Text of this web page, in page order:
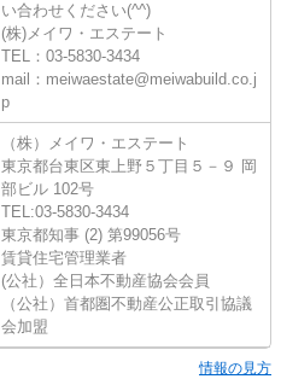
い合わせください(^^)
(株)メイワ・エステート
TEL：03-5830-3434
mail：meiwaestate@meiwabuild.co.j
p
（株）メイワ・エステート
東京都台東区東上野５丁目５－９ 岡
部ビル 102号
TEL:03-5830-3434
東京都知事 (2) 第99056号
賃貸住宅管理業者
(公社）全日本不動産協会会員
（公社）首都圏不動産公正取引協議
会加盟
情報の見方